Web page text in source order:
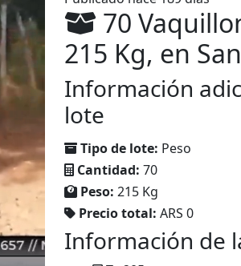
70
215 Kg, en
Información
lote
Tipo de lote: Peso
Cantidad: 70
Peso: 215 Kg
Precio total: ARS 0
Información de